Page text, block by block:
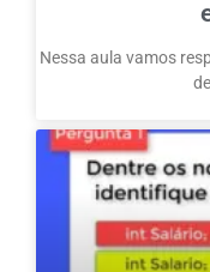
Nessa aula vamos